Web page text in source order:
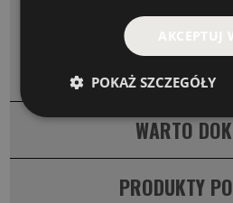
WARTO
PRODUKTY
AKCEPTUJ
POKAŻ SZCZEGÓŁY